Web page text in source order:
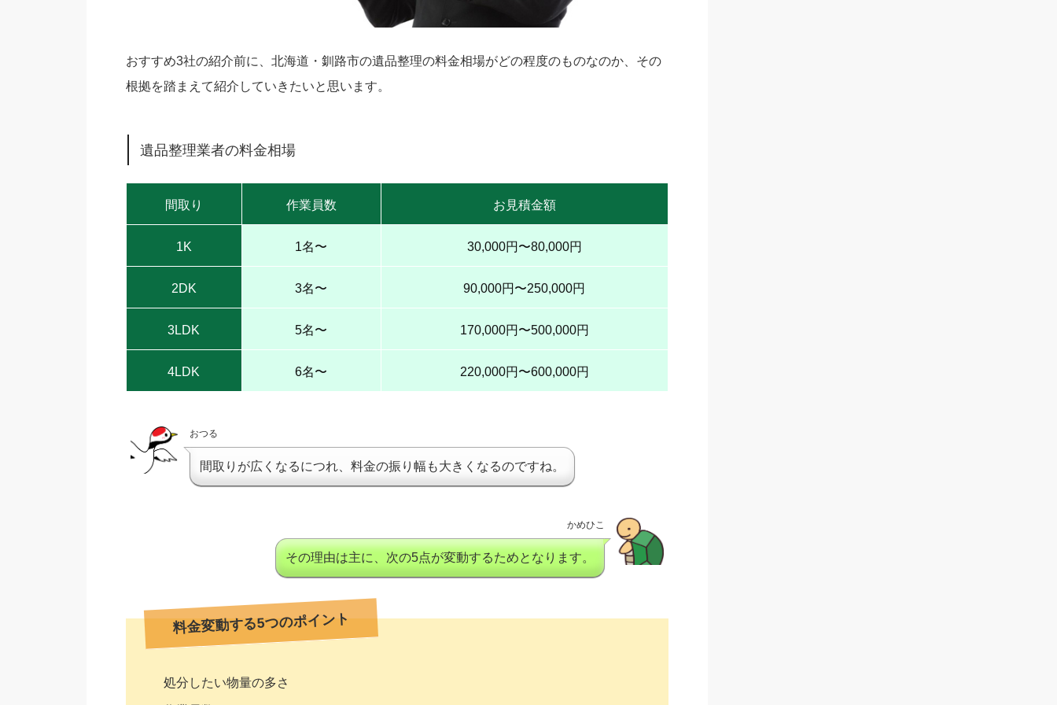
おすすめ3社の紹介前に、北海道・釧路市の遺品整理の料金相場がどの程度のものなのか、その
根拠を踏まえて紹介していきたいと思います。
遺品整理業者の料金相場
間取り 作業員数 お見積金額
1K 1名〜 30,000円〜80,000円
2DK 3名〜 90,000円〜250,000円
3LDK 5名〜 170,000円〜500,000円
4LDK 6名〜 220,000円〜600,000円
おつる
間取りが広くなるにつれ、料金の振り幅も大きくなるのですね。
かめひこ
その理由は主に、次の5点が変動するためとなります。
料金変動する5つのポイント
処分したい物量の多さ